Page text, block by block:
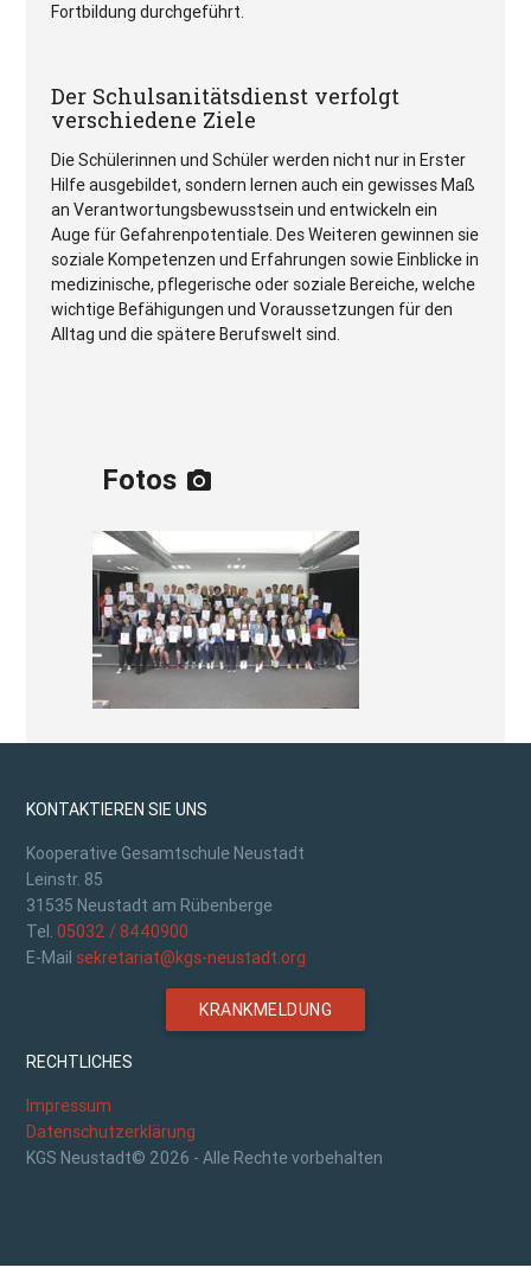
Fortbildung durchgeführt.
Der Schulsanitätsdienst verfolgt
verschiedene Ziele
Die Schülerinnen und Schüler werden nicht nur in Erster
Hilfe ausgebildet, sondern lernen auch ein gewisses Maß
an Verantwortungsbewusstsein und entwickeln ein
Auge für Gefahrenpotentiale. Des Weiteren gewinnen sie
soziale Kompetenzen und Erfahrungen sowie Einblicke in
medizinische, pflegerische oder soziale Bereiche, welche
wichtige Befähigungen und Voraussetzungen für den
Alltag und die spätere Berufswelt sind.
Fotos photo_camera
KONTAKTIEREN SIE UNS
Kooperative Gesamtschule Neustadt
Leinstr. 85
31535 Neustadt am Rübenberge
Tel.05032 / 8440900
E-Mail sekretariat@kgs-neustadt.org
KRANKMELDUNG
RECHTLICHES
Impressum
Datenschutzerklärung
KGS Neustadt© 2026 - Alle Rechte vorbehalten